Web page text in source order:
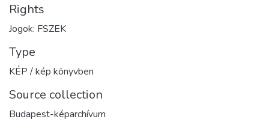
Rights
Jogok: FSZEK
Type
KÉP / kép könyvben
Source collection
Budapest-képarchívum